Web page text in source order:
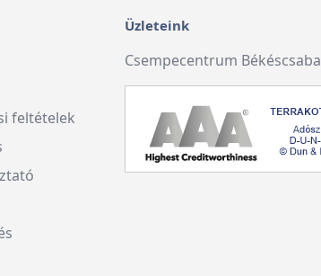
feltételek
Üzleteink
Csempecentrum Békéscsaba